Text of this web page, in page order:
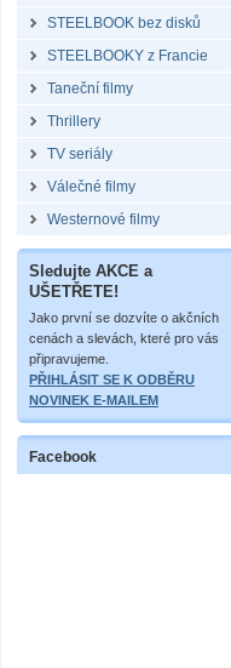
STEELBOOK bez disků
STEELBOOKY z Francie
Taneční filmy
Thrillery
TV seriály
Válečné filmy
Westernové filmy
Sledujte AKCE a
UŠETŘETE!
Jako první se dozvíte o akčních
cenách a slevách, které pro vás
připravujeme.
PŘIHLÁSIT SE K ODBĚRU
NOVINEK E-MAILEM
Facebook